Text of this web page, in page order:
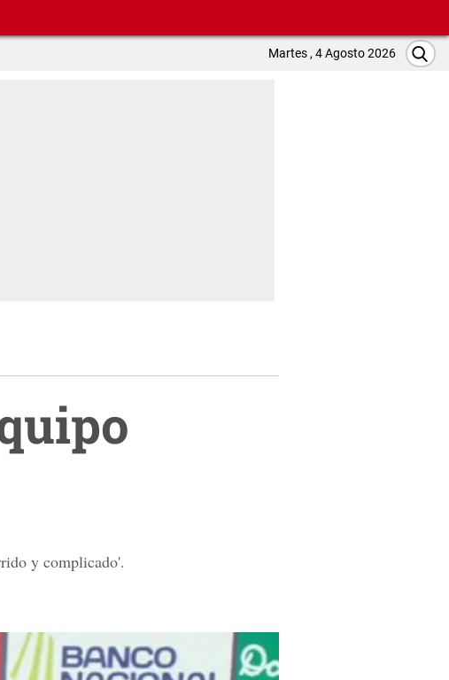
Martes , 4 Agosto 2026
y complicado'.